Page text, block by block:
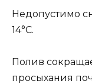
Недопустимо
14°С.
Полив
просыхания